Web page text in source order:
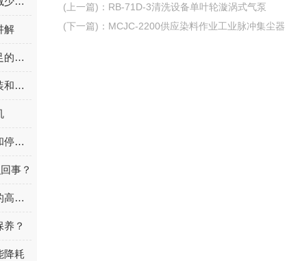
解
污水曝气风机出现曝气不足的原因你知道有哪些么
投饲机高压风机该如何安装和调试
吹灰风刀对减少设备故障和停机时间的作用
事？
一体化污水处理设备配套的高压风机
？
降耗
(上一篇) ： RB-71D-3清洗设备单叶轮漩涡式气泵
(下一篇) ： MCJC-2200供应染料作业工业脉冲集尘器